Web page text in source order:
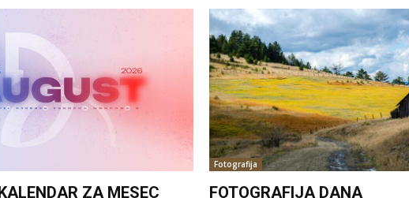
ZA MESEC
Fotografija
FOTOGRAFIJA DANA